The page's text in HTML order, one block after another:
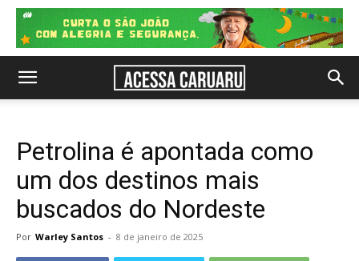
Petrolina é apontada como
um dos destinos mais
buscados do Nordeste
Por Warley Santos - 8 de janeiro de 2025